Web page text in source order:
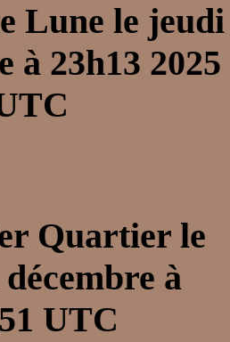
Lune le jeudi
à 23h13 2025
Quartier le
à
UTC